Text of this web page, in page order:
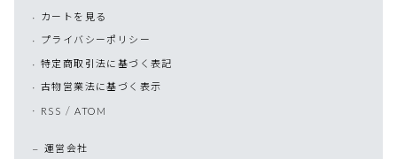
カートを見る
プライバシーポリシー
特定商取引法に基づく表記
古物営業法に基づく表示
RSS /ATOM
運営会社